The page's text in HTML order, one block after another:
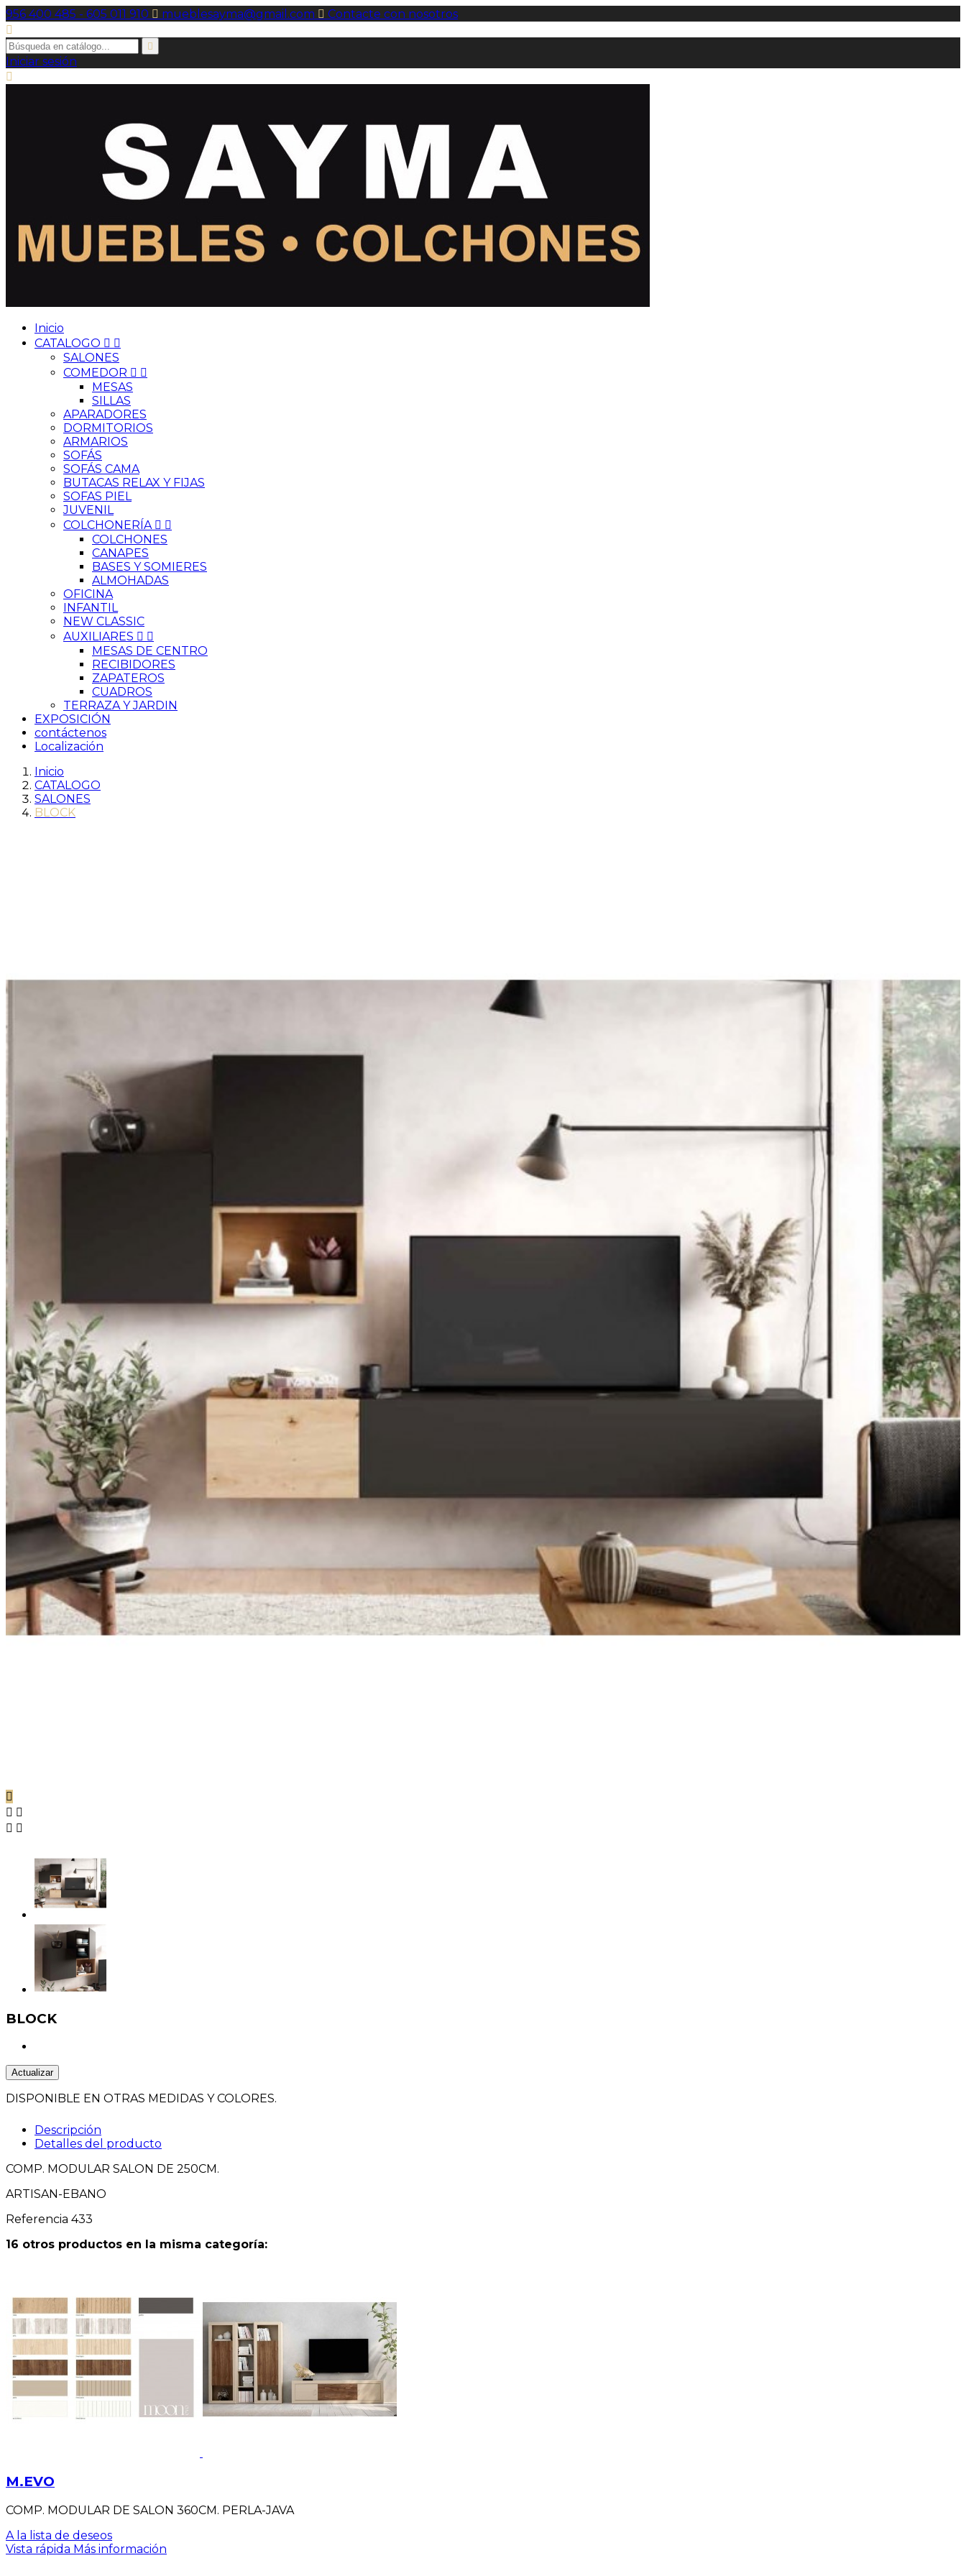
956 400 485 - 605 011 910  mueblesayma@gmail.com  Contacte con nosotros


Iniciar sesión

Inicio
CATALOGO  
SALONES
COMEDOR  
MESAS
SILLAS
APARADORES
DORMITORIOS
ARMARIOS
SOFÁS
SOFÁS CAMA
BUTACAS RELAX Y FIJAS
SOFAS PIEL
JUVENIL
COLCHONERÍA  
COLCHONES
CANAPES
BASES Y SOMIERES
ALMOHADAS
OFICINA
INFANTIL
NEW CLASSIC
AUXILIARES  
MESAS DE CENTRO
RECIBIDORES
ZAPATEROS
CUADROS
TERRAZA Y JARDIN
EXPOSICIÓN
contáctenos
Localización
Inicio
CATALOGO
SALONES
BLOCK

 
 
BLOCK
DISPONIBLE EN OTRAS MEDIDAS Y COLORES.
Descripción
Detalles del producto
COMP. MODULAR SALON DE 250CM.
ARTISAN-EBANO
Referencia 433
16 otros productos en la misma categoría:
M.EVO
COMP. MODULAR DE SALON 360CM. PERLA-JAVA
A la lista de deseos
Vista rápida Más información